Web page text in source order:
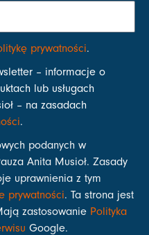
prywatności.
– informacje o
lub usługach
– na zasadach
.
podanych w
Anita Musioł. Zasady
uprawnienia z tym
prywatności. Ta strona jest
zastosowanie Polityka
Google.